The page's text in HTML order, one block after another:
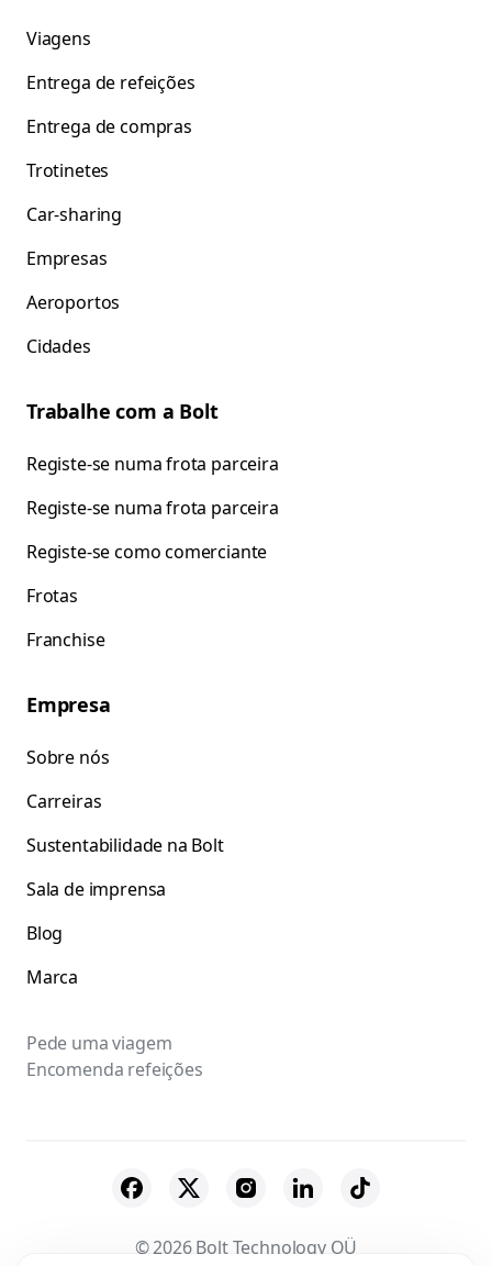
Viagens
Entrega de refeições
Entrega de compras
Trotinetes
Car-sharing
Empresas
Aeroportos
Cidades
Trabalhe com a Bolt
Registe-se numa frota parceira
Registe-se numa frota parceira
Registe-se como comerciante
Frotas
Franchise
Empresa
Sobre nós
Carreiras
Sustentabilidade na Bolt
Sala de imprensa
Blog
Marca
Pede uma viagem
Encomenda refeições
© 2026 Bolt Technology OÜ